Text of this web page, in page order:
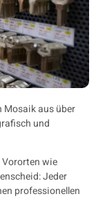
Mosaik aus über
und
wie
Jeder
professionellen